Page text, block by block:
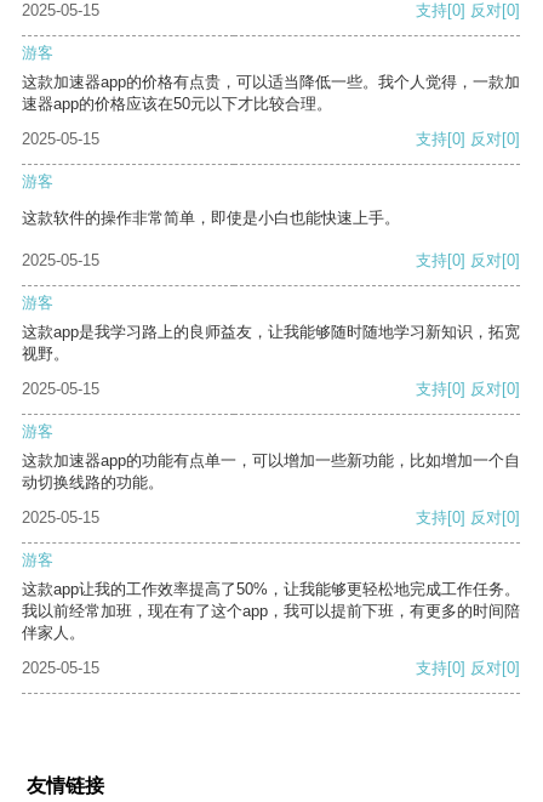
2025-05-15 支持[0] 反对[0]
游客
这款加速器app的价格有点贵，可以适当降低一些。我个人觉得，一款加
速器app的价格应该在50元以下才比较合理。
2025-05-15
支持[0] 反对[0]
游客
这款软件的操作非常简单，即使是小白也能快速上手。
2025-05-15 支持[0] 反对[0]
游客
这款app是我学习路上的良师益友，让我能够随时随地学习新知识，拓宽
视野。
2025-05-15
支持[0] 反对[0]
游客
这款加速器app的功能有点单一，可以增加一些新功能，比如增加一个自
动切换线路的功能。
2025-05-15
支持[0] 反对[0]
游客
这款app让我的工作效率提高了50%，让我能够更轻松地完成工作任务。
我以前经常加班，现在有了这个app，我可以提前下班，有更多的时间陪
伴家人。
2025-05-15
支持[0] 反对[0]
友情链接